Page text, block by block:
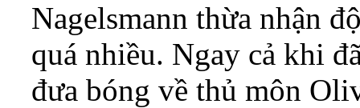
Nagelsmann thừa nhận
quá nhiều. Ngay cả khi
đưa bóng về thủ môn